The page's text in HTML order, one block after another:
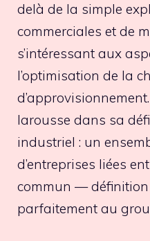
delà de la simple
commerciales et de
s’intéressant aux
l’optimisation de la
larousse dans sa
industriel : un
d’entreprises liées
commun — définition
parfaitement au